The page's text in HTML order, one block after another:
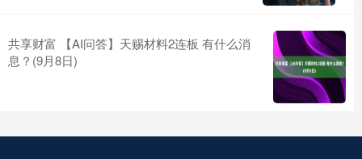
共享财富 【AI问答】天赐材料2连板 有什么消
息？(9月8日)